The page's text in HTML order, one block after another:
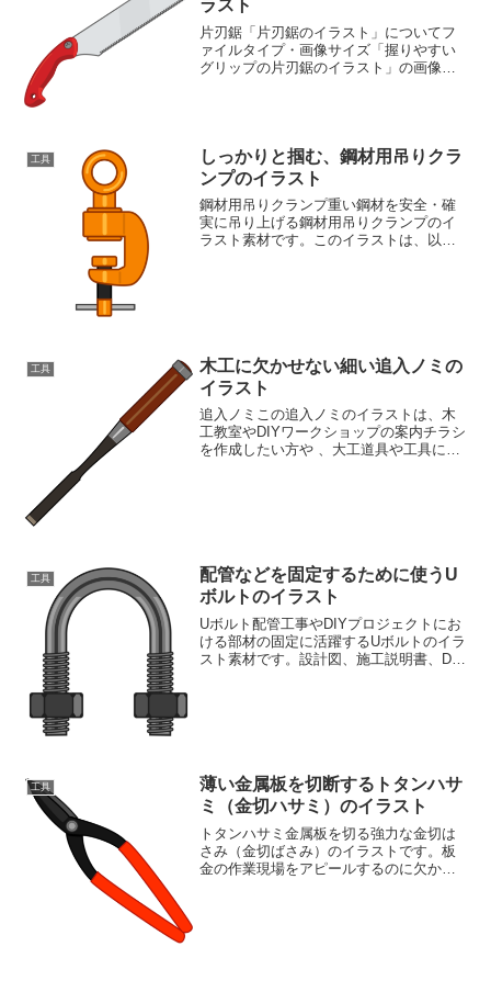
ラスト
片刃鋸「片刃鋸のイラスト」についてフ
ァイルタイプ・画像サイズ「握りやすい
グリップの片刃鋸のイラスト」の画像フ
工具
しっかりと掴む、鋼材用吊りクラ
ンプのイラスト
鋼材用吊りクランプ重い鋼材を安全・確
実に吊り上げる鋼材用吊りクランプのイ
ラスト素材です。このイラストは、以下
工具
木工に欠かせない細い追入ノミの
イラスト
追入ノミこの追入ノミのイラストは、木
工教室やDIYワークショップの案内チラシ
を作成したい方や 、大工道具や工具に関
工具
配管などを固定するために使うU
ボルトのイラスト
Uボルト配管工事やDIYプロジェクトにお
ける部材の固定に活躍するUボルトのイラ
スト素材です。設計図、施工説明書、DIY
工具
薄い金属板を切断するトタンハサ
ミ（金切ハサミ）のイラスト
トタンハサミ金属板を切る強力な金切は
さみ（金切ばさみ）のイラストです。板
金の作業現場をアピールするのに欠かせ